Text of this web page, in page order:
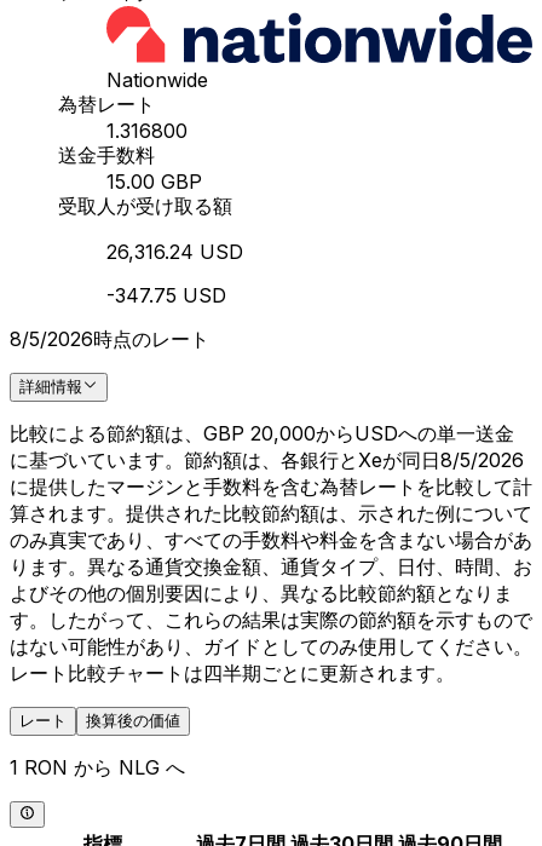
Nationwide
為替レート
1.316800
送金手数料
15.00 GBP
受取人が受け取る額
26,316.24 USD
-347.75 USD
8/5/2026時点のレート
詳細情報
比較による節約額は、GBP 20,000からUSDへの単一送金
に基づいています。節約額は、各銀行とXeが同日8/5/2026
に提供したマージンと手数料を含む為替レートを比較して計
算されます。提供された比較節約額は、示された例について
のみ真実であり、すべての手数料や料金を含まない場合があ
ります。異なる通貨交換金額、通貨タイプ、日付、時間、お
よびその他の個別要因により、異なる比較節約額となりま
す。したがって、これらの結果は実際の節約額を示すもので
はない可能性があり、ガイドとしてのみ使用してください。
レート比較チャートは四半期ごとに更新されます。
レート 換算後の価値
1 RON から NLG へ